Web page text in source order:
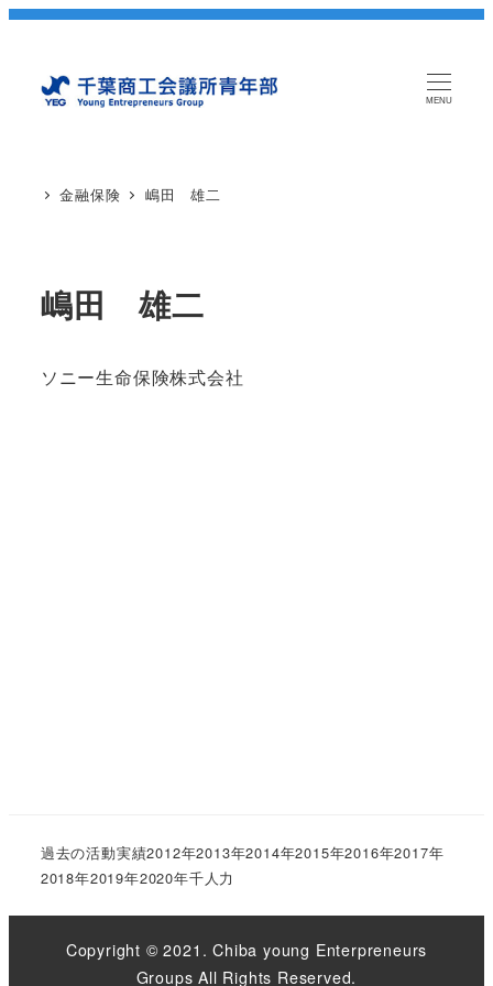
MENU
金融保険 嶋田 雄二
嶋田 雄二
ソニー生命保険株式会社
過去の活動実績2012年2013年2014年2015年2016年2017年
2018年2019年2020年千人力
Copyright © 2021. Chiba young Enterpreneurs
Groups All Rights Reserved.